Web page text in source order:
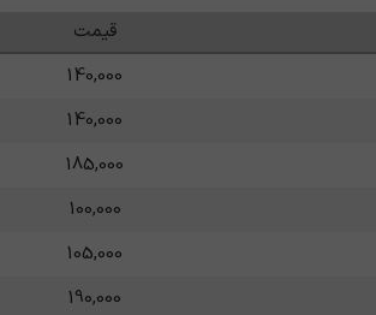
قیمت
140,000
140,000
185,000
100,000
105,000
190,000